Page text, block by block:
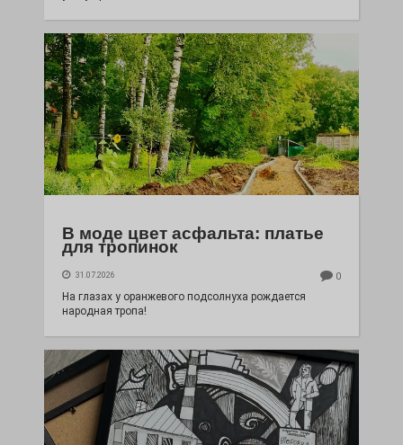
В моде цвет асфальта: платье
для тропинок
31.07.2026 0
На глазах у оранжевого подсолнуха рождается
народная тропа!